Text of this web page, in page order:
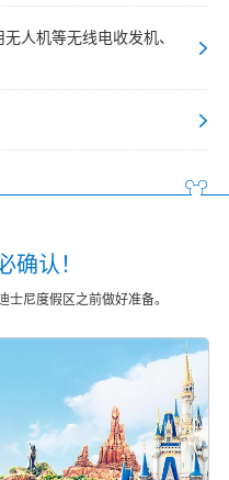
人机等无线电收发机、
确认！
尼度假区之前做好准备。